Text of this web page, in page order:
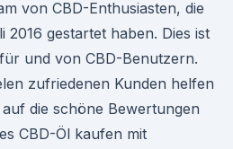
von CBD-Enthusiasten, die
2016 gestartet haben. Dies ist
und von CBD-Benutzern.
zufriedenen Kunden helfen
die schöne Bewertungen
CBD-Öl kaufen mit